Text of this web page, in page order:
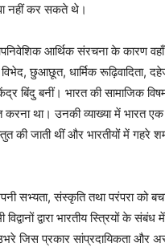
नहीं कर सकते थे।
आर्थिक संरचना के कारण
विभेद, छुआछूत, धार्मिक रूढ़िवादिता,
बिंदु बनीं। भारत की सामाजिक
था। उनकी व्याख्या में भारत
की जाती थीं और भारतीयों में गहरे
सभ्यता, संस्कृति तथा परंपरा को
द्वारा भारतीय स्त्रियों के संबंध में
जिस प्रकार सांप्रदायिकता और